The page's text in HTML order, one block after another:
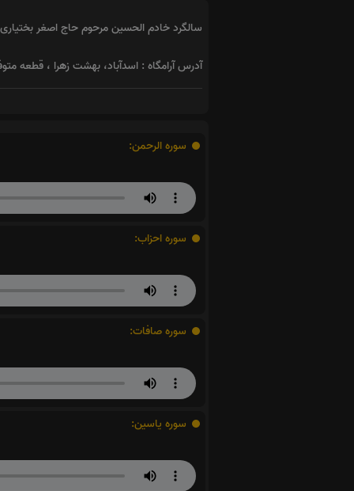
سالگرد خادم الحسین مرحوم حاج اصغر بختیاری
آدرس آرامگاه : اسدآباد، بهشت زهرا ، قطعه
سوره الرحمن:
سوره احزاب:
سوره صافات:
سوره یاسین: